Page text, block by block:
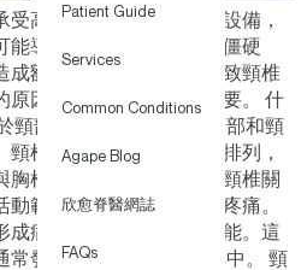
Patient Guide
Services
Common Conditions
Agape Blog
欣愈脊醫網誌
FAQs
高壓、長時間使用電子設備，
能導致長期的肌肉緊張和僵硬
成額外的壓力，可能會導致頸椎
原因和症狀已變得至關重要。 什
頸部的骨骼，負責支撐頭部和頸
椎共有七節，由上至下排列，
胸椎相連。頸椎退化是指頸椎關
範圍減少和不同程度的疼痛。
成病變，影響其他身體功能。這
常發生在50歲以上的人群中。 頸